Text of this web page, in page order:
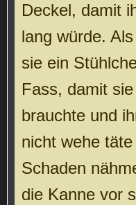
Deckel, damit
lang würde.
sie ein
Fass, damit
brauchte und
nicht wehe
Schaden
die Kanne vor